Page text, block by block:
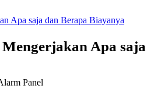
Apa saja dan Berapa Biayanya
Apa